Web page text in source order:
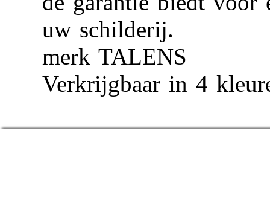
uw schilderij.
merk TALENS
Verkrijgbaar in 4